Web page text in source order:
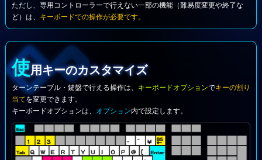
ただし、専用コントローラーで行えない一部の機能（難易度変更や終了な
ど）は、 キーボードでの操作が必要です。
使用キーのカスタマイズ
ターンテーブル・鍵盤で行える操作は、 キーボードオプションでキーの割り
当てを変更できます。
キーボードオプションは、 オプション内で設定します。